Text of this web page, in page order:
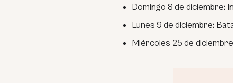
Domingo 8 de diciembre:
Lunes 9 de diciembre:
Miércoles 25 de